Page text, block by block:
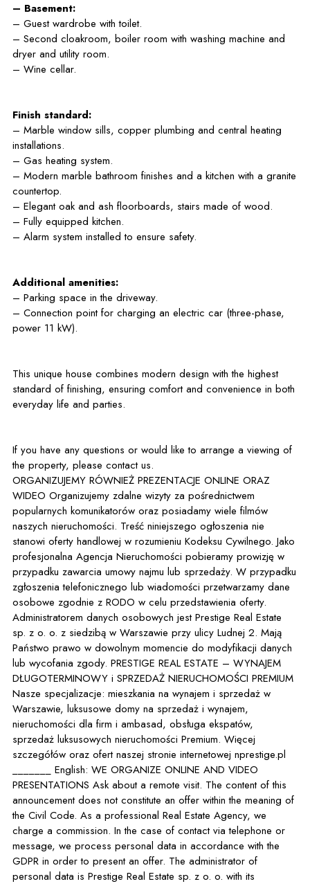
– Basement:
– Guest wardrobe with toilet.
– Second cloakroom, boiler room with washing machine and
dryer and utility room.
– Wine cellar.
Finish standard:
– Marble window sills, copper plumbing and central heating
installations.
– Gas heating system.
– Modern marble bathroom finishes and a kitchen with a granite
countertop.
– Elegant oak and ash floorboards, stairs made of wood.
– Fully equipped kitchen.
– Alarm system installed to ensure safety.
Additional amenities:
– Parking space in the driveway.
– Connection point for charging an electric car (three-phase,
power 11 kW).
This unique house combines modern design with the highest
standard of finishing, ensuring comfort and convenience in both
everyday life and parties.
If you have any questions or would like to arrange a viewing of
the property, please contact us.
ORGANIZUJEMY RÓWNIEŻ PREZENTACJE ONLINE ORAZ
WIDEO Organizujemy zdalne wizyty za pośrednictwem
popularnych komunikatorów oraz posiadamy wiele filmów
naszych nieruchomości. Treść niniejszego ogłoszenia nie
stanowi oferty handlowej w rozumieniu Kodeksu Cywilnego. Jako
profesjonalna Agencja Nieruchomości pobieramy prowizję w
przypadku zawarcia umowy najmu lub sprzedaży. W przypadku
zgłoszenia telefonicznego lub wiadomości przetwarzamy dane
osobowe zgodnie z RODO w celu przedstawienia oferty.
Administratorem danych osobowych jest Prestige Real Estate
sp. z o. o. z siedzibą w Warszawie przy ulicy Ludnej 2. Mają
Państwo prawo w dowolnym momencie do modyfikacji danych
lub wycofania zgody. PRESTIGE REAL ESTATE – WYNAJEM
DŁUGOTERMINOWY i SPRZEDAŻ NIERUCHOMOŚCI PREMIUM
Nasze specjalizacje: mieszkania na wynajem i sprzedaż w
Warszawie, luksusowe domy na sprzedaż i wynajem,
nieruchomości dla firm i ambasad, obsługa ekspatów,
sprzedaż luksusowych nieruchomości Premium. Więcej
szczegółów oraz ofert naszej stronie internetowej nprestige.pl
_______ English: WE ORGANIZE ONLINE AND VIDEO
PRESENTATIONS Ask about a remote visit. The content of this
announcement does not constitute an offer within the meaning of
the Civil Code. As a professional Real Estate Agency, we
charge a commission. In the case of contact via telephone or
message, we process personal data in accordance with the
GDPR in order to present an offer. The administrator of
personal data is Prestige Real Estate sp. z o. o. with its